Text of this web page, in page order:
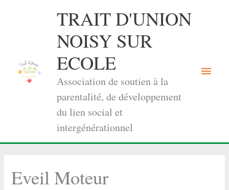
TRAIT D'UNION
NOISY SUR
ECOLE
Association de soutien à la
parentalité, de développement
du lien social et
intergénérationnel
Menu
Eveil Moteur